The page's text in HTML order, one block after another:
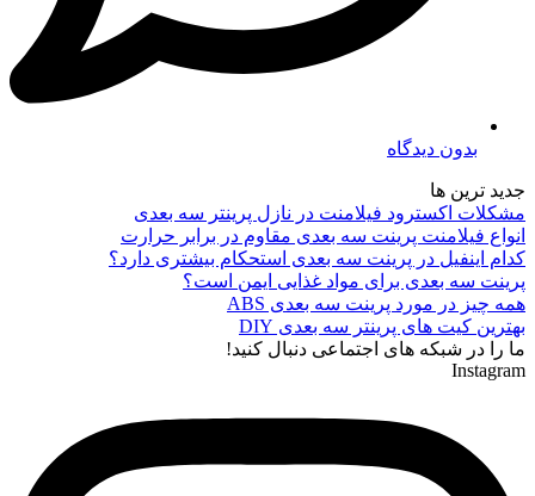
بدون دیدگاه
جدید ترین ها
مشکلات اکسترود فیلامنت در نازل پرینتر سه بعدی
انواع فیلامنت پرینت سه بعدی مقاوم در برابر حرارت
کدام اینفیل در پرینت سه بعدی استحکام بیشتری دارد؟
پرینت سه بعدی برای مواد غذایی ایمن است؟
همه چیز در مورد پرینت سه بعدی ABS
بهترین کیت های پرینتر سه بعدی DIY
ما را در شبکه های اجتماعی دنبال کنید!
Instagram